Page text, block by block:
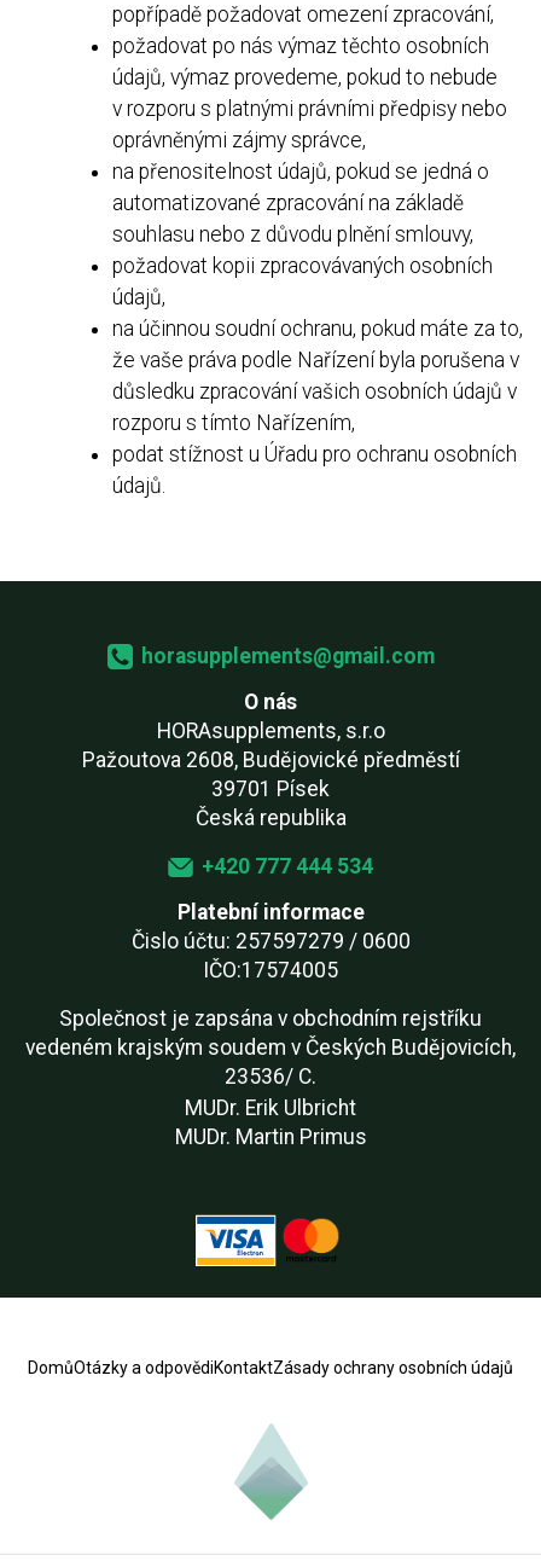
popřípadě požadovat omezení zpracování,
požadovat po nás výmaz těchto osobních
údajů, výmaz provedeme, pokud to nebude
v rozporu s platnými právními předpisy nebo
oprávněnými zájmy správce,
na přenositelnost údajů, pokud se jedná o
automatizované zpracování na základě
souhlasu nebo z důvodu plnění smlouvy,
požadovat kopii zpracovávaných osobních
údajů,
na účinnou soudní ochranu, pokud máte za to,
že vaše práva podle Nařízení byla porušena v
důsledku zpracování vašich osobních údajů v
rozporu s tímto Nařízením,
podat stížnost u Úřadu pro ochranu osobních
údajů.
horasupplements@gmail.com
O nás
HORAsupplements, s.r.o
Pažoutova 2608, Budějovické předměstí
39701 Písek
Česká republika
+420 777 444 534
Platební informace
Čislo účtu: 257597279 / 0600
IČO:17574005
Společnost je zapsána v obchodním rejstříku
vedeném krajským soudem v Českých Budějovicích,
23536/ C.
MUDr. Erik Ulbricht
MUDr. Martin Primus
DomůOtázky a odpovědiKontaktZásady ochrany osobních údajů